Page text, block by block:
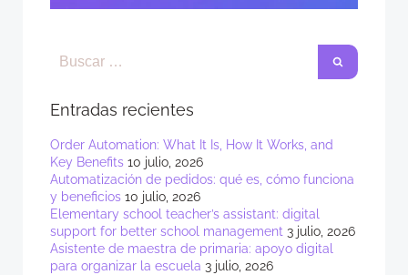
Entradas recientes
Order Automation: What It Is, How It Works, and
Key Benefits 10 julio, 2026
Automatización de pedidos: qué es, cómo funciona
y beneficios 10 julio, 2026
Elementary school teacher’s assistant: digital
support for better school management 3 julio, 2026
Asistente de maestra de primaria: apoyo digital
para organizar la escuela 3 julio, 2026